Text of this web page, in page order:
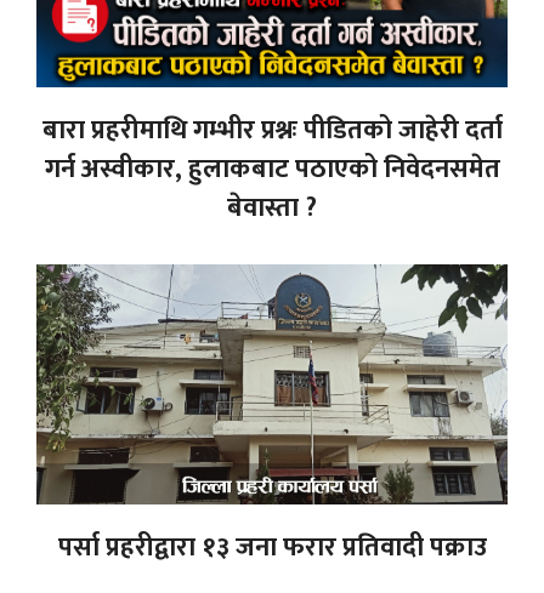
बारा प्रहरीमाथि गम्भीर प्रश्नः पीडितको जाहेरी दर्ता
गर्न अस्वीकार, हुलाकबाट पठाएको निवेदनसमेत
बेवास्ता ?
पर्सा प्रहरीद्वारा १३ जना फरार प्रतिवादी पक्राउ